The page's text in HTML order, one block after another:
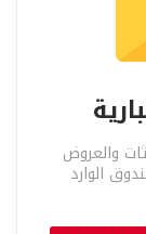
والعروض
الوارد